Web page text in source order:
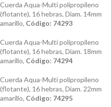
Cuerda Aqua-Multi polipropileno
(flotante), 16 hebras, Diam. 14mm
amarillo, Código: 74293
Cuerda Aqua-Multi polipropileno
(flotante), 16 hebras, Diam. 18mm
amarillo, Código: 74294
Cuerda Aqua-Multi polipropileno
(flotante), 16 hebras, Diam. 22mm
amarillo, Código: 74295